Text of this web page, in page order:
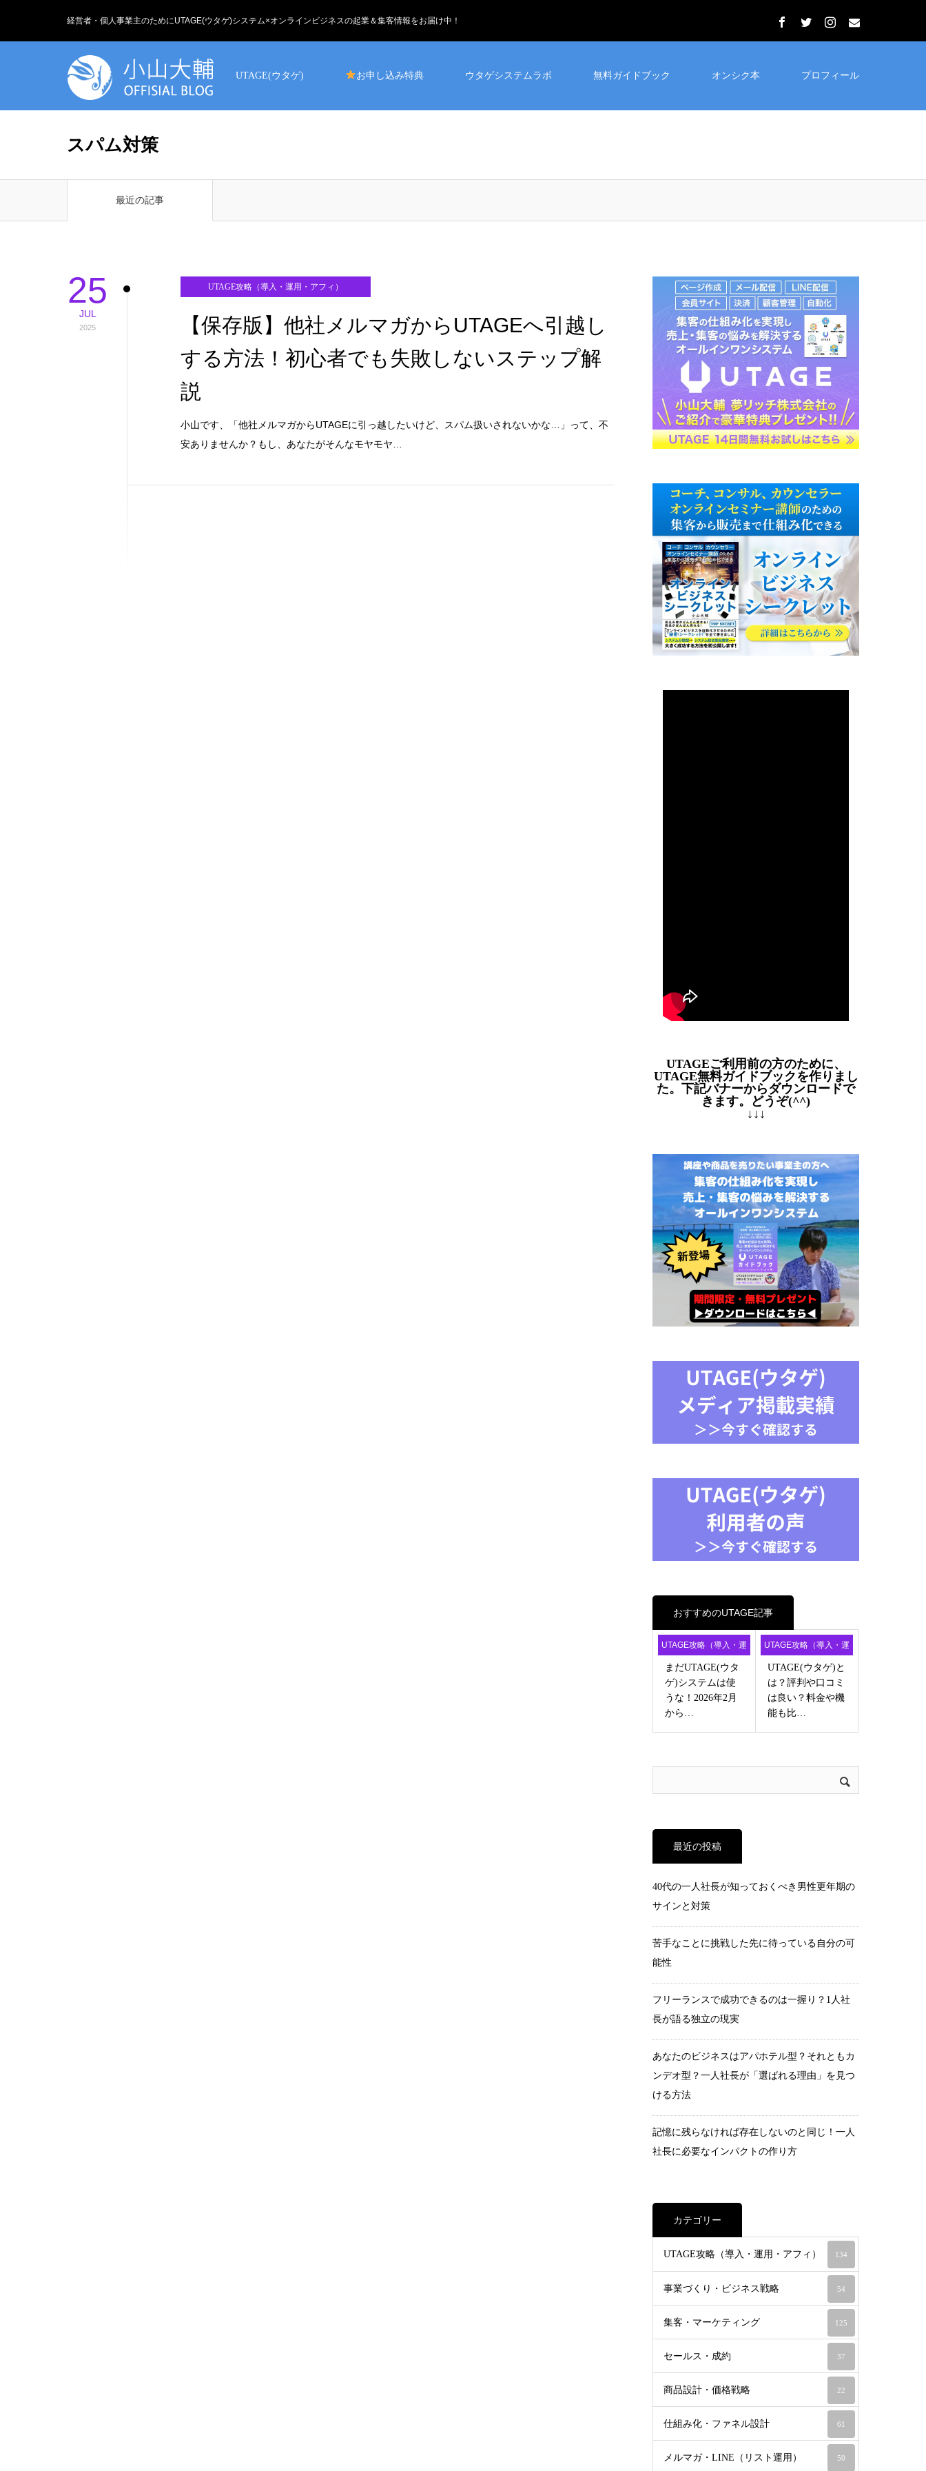
経営者・個人事業主のためにUTAGE(ウタゲ)システム×オンラインビジネスの起業＆集客情報をお届け中！
UTAGE(ウタゲ) お申し込み特典 ウタゲシステムラボ 無料ガイドブック オンシク本 プロフィール
スパム対策
最近の記事
25
JUL
2025
UTAGE攻略（導入・運用・アフィ）
【保存版】他社メルマガからUTAGEへ引越し
する方法！初心者でも失敗しないステップ解
説
小山です、「他社メルマガからUTAGEに引っ越したいけど、スパム扱いされないかな…」って、不
安ありませんか？もし、あなたがそんなモヤモヤ…
UTAGEご利用前の方のために、
UTAGE無料ガイドブックを作りまし
た。下記バナーからダウンロードで
きます。どうぞ(^^)
↓↓↓
おすすめのUTAGE記事
UTAGE攻略（導入・運
用・アフィ）
まだUTAGE(ウタ
ゲ)システムは使
うな！2026年2月
から…
UTAGE攻略（導入・運
用・アフィ）
UTAGE(ウタゲ)と
は？評判や口コミ
は良い？料金や機
能も比…
最近の投稿
40代の一人社長が知っておくべき男性更年期の
サインと対策
苦手なことに挑戦した先に待っている自分の可
能性
フリーランスで成功できるのは一握り？1人社
長が語る独立の現実
あなたのビジネスはアパホテル型？それともカ
ンデオ型？一人社長が「選ばれる理由」を見つ
ける方法
記憶に残らなければ存在しないのと同じ！一人
社長に必要なインパクトの作り方
カテゴリー
UTAGE攻略（導入・運用・アフィ） 134
事業づくり・ビジネス戦略 54
集客・マーケティング 125
セールス・成約 37
商品設計・価格戦略 22
仕組み化・ファネル設計 61
メルマガ・LINE（リスト運用） 50